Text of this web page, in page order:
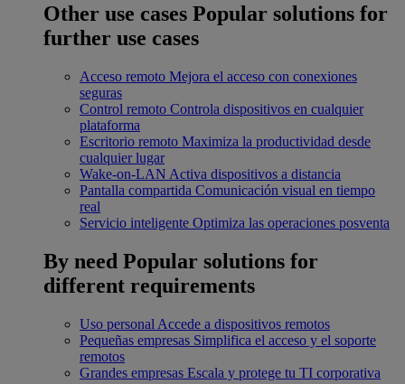
Other use cases Popular solutions for
further use cases
Acceso remoto Mejora el acceso con conexiones
seguras
Control remoto Controla dispositivos en cualquier
plataforma
Escritorio remoto Maximiza la productividad desde
cualquier lugar
Wake-on-LAN Activa dispositivos a distancia
Pantalla compartida Comunicación visual en tiempo
real
Servicio inteligente Optimiza las operaciones posventa
By need Popular solutions for
different requirements
Uso personal Accede a dispositivos remotos
Pequeñas empresas Simplifica el acceso y el soporte
remotos
Grandes empresas Escala y protege tu TI corporativa